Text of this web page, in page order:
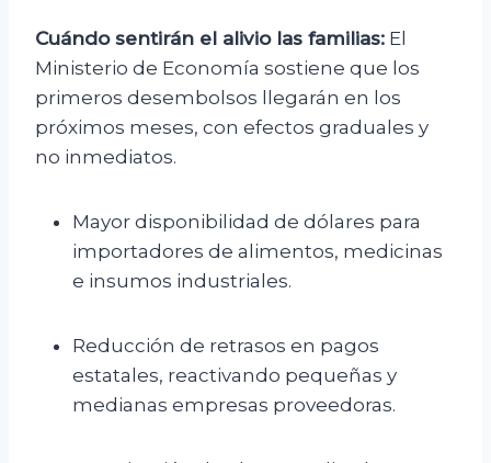
Cuándo sentirán el alivio las familias: El
Ministerio de Economía sostiene que los
primeros desembolsos llegarán en los
próximos meses, con efectos graduales y
no inmediatos.
Mayor disponibilidad de dólares para
importadores de alimentos, medicinas
e insumos industriales.
Reducción de retrasos en pagos
estatales, reactivando pequeñas y
medianas empresas proveedoras.